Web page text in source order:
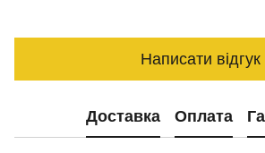
Написати відгук
Доставка Оплата